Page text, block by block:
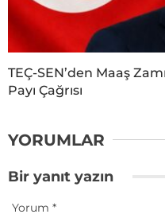
TEÇ-SEN’den Maaş
Payı Çağrısı
YORUMLAR
Bir yanıt yazın
Yorum *